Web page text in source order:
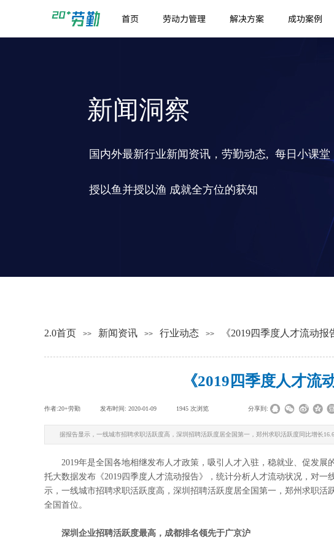
首页 劳动力管理 解决方案 成功案例
国内外最新行业新闻资讯，劳勤动态, 每日小课堂
授以鱼并授以渔 成就全方位的获知
新闻洞察
2.0首页 >> 新闻资讯 >> 行业动态 >> 《2019四季度人才流动报
《2019四季度人才流
作者:20+劳勤 发布时间: 2020-01-09 1945 次浏览 分享到:
据报告显示，一线城市招聘求职活跃度高，深圳招聘活跃度居全国第一，郑州求职活跃度同比增长
2019年是全国各地相继发布人才政策，吸引人才入驻，稳就业、促发展
托大数据发布《2019四季度人才流动报告》，统计分析人才流动状况，对一
示，一线城市招聘求职活跃度高，深圳招聘活跃度居全国第一，郑州求职活
全国首位。
深圳企业招聘活跃度最高，成都排名领先于广京沪